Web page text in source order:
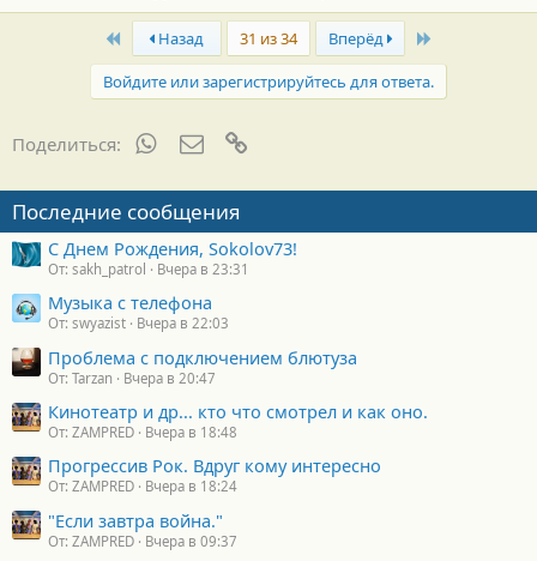
First Назад 31 из 34 Вперёд
Войдите или зарегистрируйтесь для ответа.
Поделиться: WhatsAppЭлектронная почта
Последние сообщения
С Днем Рождения, Sokolov73!
От: sakh_patrol Вчера в 23:31
Музыка с телефона
От: swyazist Вчера в 22:03
Проблема с подключением блютуза
От: Tarzan Вчера в 20:47
Кинотеатр и др... кто что смотрел и как оно.
От: ZAMPRED Вчера в 18:48
Прогрессив Рок. Вдруг кому интересно
От: ZAMPRED Вчера в 18:24
"Если завтра война."
От: ZAMPRED Вчера в 09:37